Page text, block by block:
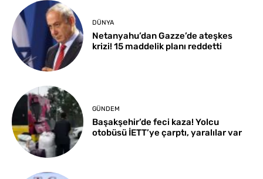
DÜNYA
Netanyahu’dan Gazze’de ateşkes
krizi! 15 maddelik planı reddetti
GÜNDEM
Başakşehir’de feci kaza! Yolcu
otobüsü İETT’ye çarptı, yaralılar var